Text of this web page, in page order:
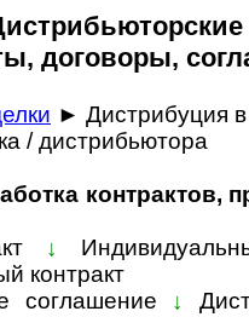
договоры,
► Дистрибуция
/ дистрибьютора
контрактов,
↓
контракт
соглашение ↓